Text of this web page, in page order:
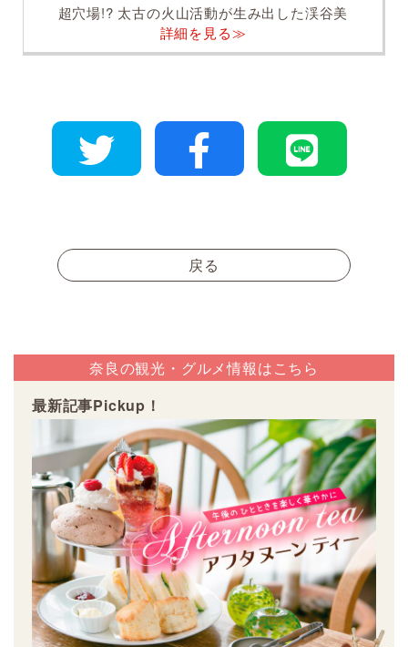
超穴場!? 太古の火山活動が生み出した渓谷美
詳細を見る≫
戻る
奈良の観光・グルメ情報はこちら
最新記事Pickup！